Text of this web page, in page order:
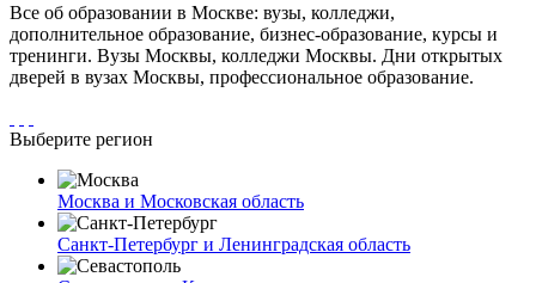
Все об образовании в Москве: вузы, колледжи,
дополнительное образование, бизнес-образование, курсы и
тренинги. Вузы Москвы, колледжи Москвы. Дни открытых
дверей в вузах Москвы, профессиональное образование.
Выберите регион
Москва и Московская область
Санкт-Петербург и Ленинградская область